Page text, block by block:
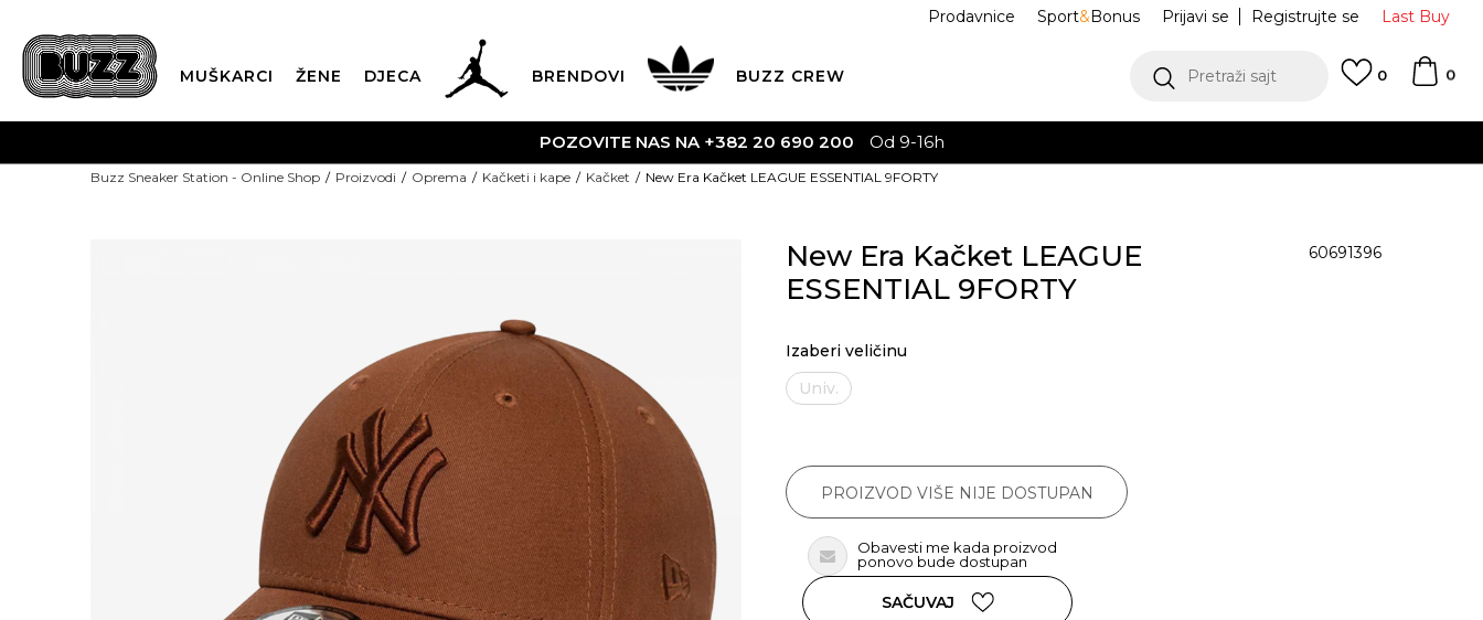
Last Buy
Prijavi se Registrujte se
Prodavnice Sport&Bonus
MUŠKARCI ŽENE DJECA BRENDOVI BUZZ CREW Pretraži sajt 0
0
POZOVITE NAS NA +382 20 690 200 Od 9-16h
Buzz Sneaker Station - Online Shop Proizvodi Oprema Kačketi i kape Kačket New Era Kačket LEAGUE ESSENTIAL 9FORTY
New Era Kačket LEAGUE
ESSENTIAL 9FORTY
60691396
Izaberi veličinu
Univ.
PROIZVOD VIŠE NIJE DOSTUPAN
Obavesti me kada proizvod
ponovo bude dostupan
SAČUVAJ